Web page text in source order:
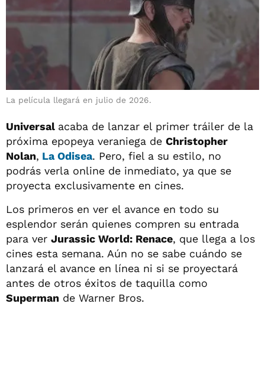
La película llegará en julio de 2026.
Universal acaba de lanzar el primer tráiler de la
próxima epopeya veraniega de Christopher
Nolan, La Odisea. Pero, fiel a su estilo, no
podrás verla online de inmediato, ya que se
proyecta exclusivamente en cines.
Los primeros en ver el avance en todo su
esplendor serán quienes compren su entrada
para ver Jurassic World: Renace, que llega a los
cines esta semana. Aún no se sabe cuándo se
lanzará el avance en línea ni si se proyectará
antes de otros éxitos de taquilla como
Superman de Warner Bros.